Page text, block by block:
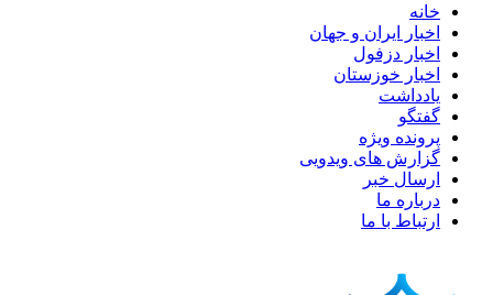
خانه
اخبار ایران و جهان
اخبار دزفول
اخبار خوزستان
یادداشت
گفتگو
پرونده ویژه
گزارش های ویدویی
ارسال خبر
درباره ما
ارتباط با ما